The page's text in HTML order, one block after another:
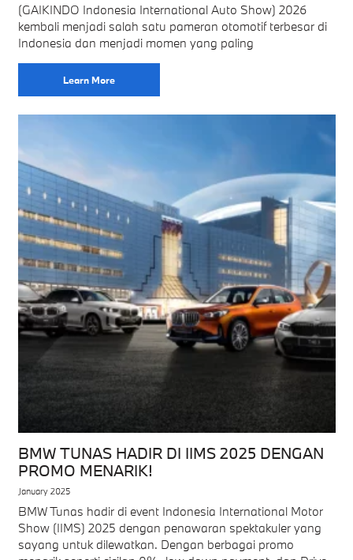
(GAIKINDO Indonesia International Auto Show) 2026
kembali menjadi salah satu pameran otomotif terbesar di
Indonesia dan menjadi momen yang paling
Learn More
BMW TUNAS HADIR DI IIMS 2025 DENGAN
PROMO MENARIK!
January 2025
BMW Tunas hadir di event Indonesia International Motor
Show (IIMS) 2025 dengan penawaran spektakuler yang
sayang untuk dilewatkan. Dengan berbagai promo